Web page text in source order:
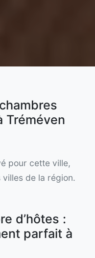
Tréméven
pour cette ville,
de la région.
d’hôtes :
parfait à